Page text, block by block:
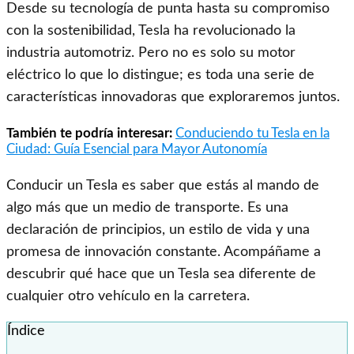
Desde su tecnología de punta hasta su compromiso
con la sostenibilidad, Tesla ha revolucionado la
industria automotriz. Pero no es solo su motor
eléctrico lo que lo distingue; es toda una serie de
características innovadoras que exploraremos juntos.
También te podría interesar: Conduciendo tu Tesla en la
Ciudad: Guía Esencial para Mayor Autonomía
Conducir un Tesla es saber que estás al mando de
algo más que un medio de transporte. Es una
declaración de principios, un estilo de vida y una
promesa de innovación constante. Acompáñame a
descubrir qué hace que un Tesla sea diferente de
cualquier otro vehículo en la carretera.
Índice